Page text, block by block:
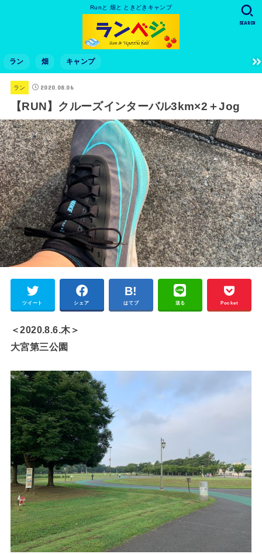
Runと 畑と ときどきキャンプ
ラン 畑 キャンプ
SEARCH
ラン 2020.08.06
【RUN】クルーズインターバル3km×2＋Jog
ツイート シェア はてブ 送る Pocket
＜2020.8.6.木＞
大宮第三公園